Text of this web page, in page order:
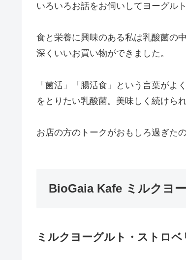
いろいろお話をお伺いしてヨーグル
食と栄養に興味のある私は乳酸菌の
深くいいお買い物ができました。
「菌活」「腸活食」という言葉が
をとりたい乳酸菌。美味しく続けら
お店の方のトークがおもしろ過ぎた
BioGaia Kafe ミルクヨ
ミルクヨーグルト・ストロベ